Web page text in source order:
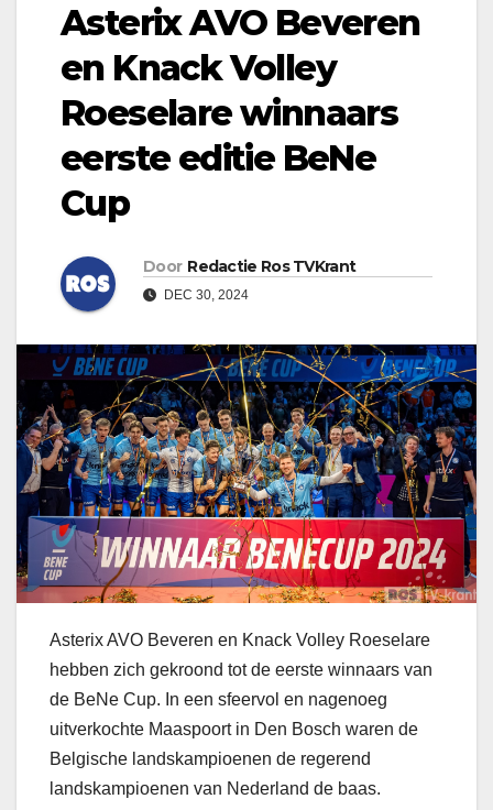
Asterix AVO Beveren
en Knack Volley
Roeselare winnaars
eerste editie BeNe
Cup
Door Redactie Ros TVKrant
DEC 30, 2024
Asterix AVO Beveren en Knack Volley Roeselare
hebben zich gekroond tot de eerste winnaars van
de BeNe Cup. In een sfeervol en nagenoeg
uitverkochte Maaspoort in Den Bosch waren de
Belgische landskampioenen de regerend
landskampioenen van Nederland de baas.